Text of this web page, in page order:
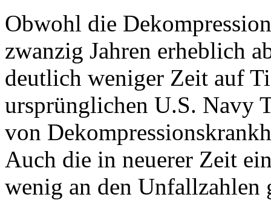
Obwohl die
zwanzig Jahren erheblich
deutlich weniger Zeit auf
ursprünglichen U.S. Navy
von
Auch die in neuerer Zeit
wenig an den Unfallzahlen